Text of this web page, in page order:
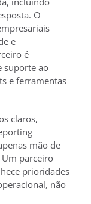
O
e
é
suporte ao
e ferramentas
claros,
mão de
parceiro
prioridades
não